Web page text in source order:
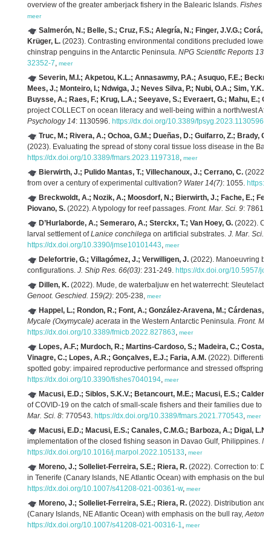
overview of the greater amberjack fishery in the Balearic Islands. Fishes
meer
Salmerón, N.; Belle, S.; Cruz, F.S.; Alegría, N.; Finger, J.V.G.; Corá,
Krüger, L. (2023). Contrasting environmental conditions precluded lower
chinstrap penguins in the Antarctic Peninsula. NPG Scientific Reports
32352-7, meer
Severin, M.I.; Akpetou, K.L.; Annasawmy, P.A.; Asuquo, F.E.;
Mees, J.; Monteiro, I.; Ndwiga, J.; Neves Silva, P.; Nubi, O.A.; Sim, Y.K.;
Buysse, A.; Raes, F.; Krug, L.A.; Seeyave, S.; Everaert, G.; Mahu, E.;
project COLLECT on ocean literacy and well-being within a north/west
Psychology 14: 1130596. https://dx.doi.org/10.3389/fpsyg.2023.1130596
Truc, M.; Rivera, A.; Ochoa, G.M.; Dueñas, D.; Guifarro, Z.; Brady,
(2023). Evaluating the spread of stony coral tissue loss disease in the
https://dx.doi.org/10.3389/fmars.2023.1197318, meer
Bierwirth, J.; Pulido Mantas, T.; Villechanoux, J.; Cerrano, C. (2022).
from over a century of experimental cultivation? Water 14(7): 1055.
Breckwoldt, A.; Nozik, A.; Moosdorf, N.; Bierwirth, J.; Fache, E.;
Piovano, S. (2022). A typology for reef passages. Front. Mar. Sci. 9:
D’Hurlaborde, A.; Semeraro, A.; Sterckx, T.; Van Hoey, G. (2022).
larval settlement ofLanice conchilega on artificial substrates. J. Mar. Sci.
https://dx.doi.org/10.3390/jmse10101443, meer
Delefortrie, G.; Villagómez, J.; Verwilligen, J. (2022). Manoeuvring
configurations. J. Ship Res. 66(03): 231-249. https://dx.doi.org/10.5957/
Dillen, K. (2022). Mude, de waterbaljuw en het waterrecht:
Genoot. Geschied. 159(2): 205-238, meer
Happel, L.; Rondon, R.; Font, A.; González-Aravena, M.; Cárdenas,
Mycale (Oxymycale) acerata in the Western Antarctic Peninsula. Front.
https://dx.doi.org/10.3389/fmicb.2022.827863, meer
Lopes, A.F.; Murdoch, R.; Martins-Cardoso, S.; Madeira, C.; Costa,
Vinagre, C.; Lopes, A.R.; Gonçalves, E.J.; Faria, A.M. (2022).
spotted goby: impaired reproductive performance and stressed offspring.
https://dx.doi.org/10.3390/fishes7040194, meer
Macusi, E.D.; Siblos, S.K.V.; Betancourt, M.E.; Macusi, E.S.;
of COVID-19 on the catch of small-scale fishers and their families due to
Mar. Sci. 8: 770543. https://dx.doi.org/10.3389/fmars.2021.770543, meer
Macusi, E.D.; Macusi, E.S.; Canales, C.M.G.; Barboza, A.; Digal, L.N.
implementation of the closed fishing season in Davao Gulf, Philippines.
https://dx.doi.org/10.1016/j.marpol.2022.105133, meer
Moreno, J.; Solleliet-Ferreira, S.E.; Riera, R. (2022). Correction to:
in Tenerife (Canary Islands, NE Atlantic Ocean) with emphasis on the bull
https://dx.doi.org/10.1007/s41208-021-00361-w, meer
Moreno, J.; Solleliet-Ferreira, S.E.; Riera, R. (2022). Distribution and
(Canary Islands, NE Atlantic Ocean) with emphasis on the bull ray,
https://dx.doi.org/10.1007/s41208-021-00316-1, meer